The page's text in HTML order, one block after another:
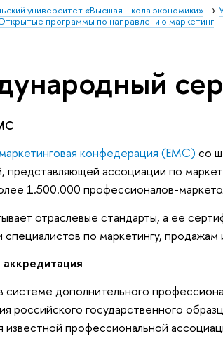
университет «Высшая школа экономики»
программы по направлению маркетинг
конфедерация (EMC) со
представляющей ассоциации по
1.500.000 профессионалов-
отраслевые стандарты, а ее
специалистов по маркетингу,
системе дополнительного
российского государственного
известной профессиональной